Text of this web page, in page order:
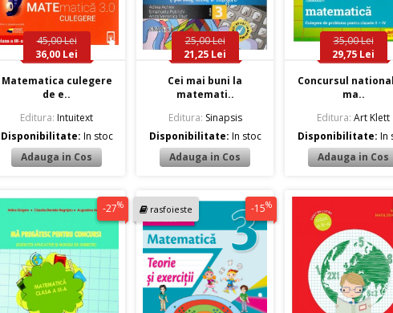
45,00 Lei
36,00 Lei
Matematica culegere
de e..
Editura: Intuitext
Disponibilitate: In stoc
25,00 Lei
21,25 Lei
Cei mai buni la
matemati..
Editura: Sinapsis
Disponibilitate: In stoc
35,00 Lei
29,75 Lei
Concursul
ma..
Editura: Art Klett
Disponibilitate: In
-27% rasfoieste -15%